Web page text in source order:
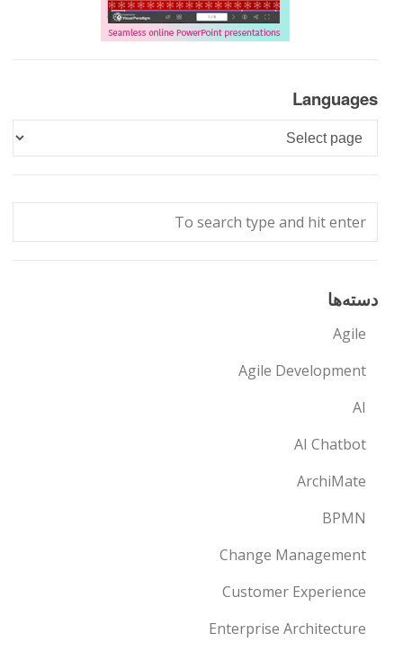
Languages
Languages
دسته‌ها
Agile
Agile Development
AI
AI Chatbot
ArchiMate
BPMN
Change Management
Customer Experience
Enterprise Architecture